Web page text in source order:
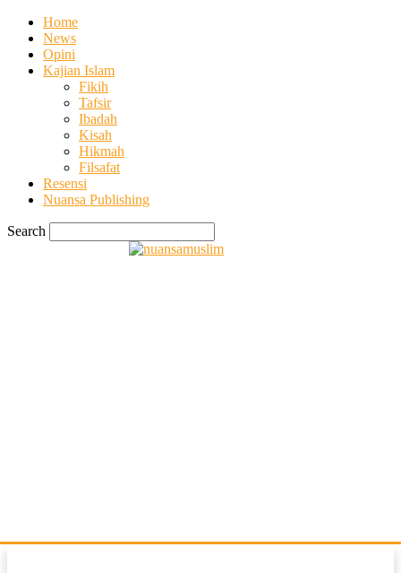
Home
News
Opini
Kajian Islam
Fikih
Tafsir
Ibadah
Kisah
Hikmah
Filsafat
Resensi
Nuansa Publishing
Search